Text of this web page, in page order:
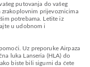
putovanja do vašeg
prijevoznicima
potrebama. Letite iz
u udobnom i
Uz preporuke Airpaza
luka Lanseria (HLA) do
biste bili sigurni da ćete